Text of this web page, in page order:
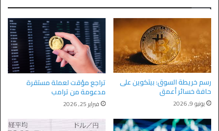
رسم خريطة السوق: بيتكوين على
حافة خسائر أعمق
يونيو 9, 2026
تراجع مؤقت لعملة مستقرة
مدعومة من ترامب
فبراير 25, 2026